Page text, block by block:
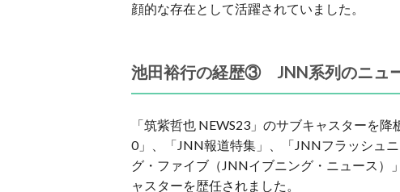
顔的な存在として活躍されていました。
池田裕行の経歴③ JNN系列のニュ
「筑紫哲也 NEWS23」のサブキャスターを
0」、「JNN報道特集」、「JNNフラッシュ
グ・ファイブ（JNNイブニング・ニュース）
ャスターを歴任されました。